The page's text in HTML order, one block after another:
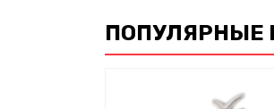
ПОПУЛЯРНЫЕ